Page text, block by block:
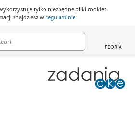
tylko niezbędne pliki cookies.
znajdziesz w regulaminie.
TEORIA